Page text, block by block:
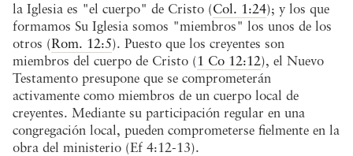
la Iglesia es "el cuerpo" de Cristo (Col. 1:24); y los que
formamos Su Iglesia somos "miembros" los unos de los
otros (Rom. 12:5). Puesto que los creyentes son
miembros del cuerpo de Cristo (1 Co 12:12), el Nuevo
Testamento presupone que se comprometerán
activamente como miembros de un cuerpo local de
creyentes. Mediante su participación regular en una
congregación local, pueden comprometerse fielmente en la
obra del ministerio (Ef 4:12-13).